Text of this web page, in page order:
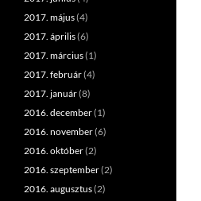
2017. május(4)
2017. április(6)
2017. március(1)
2017. február(4)
2017. január(8)
2016. december(1)
2016. november(6)
2016. október(2)
2016. szeptember(2)
2016. augusztus(2)